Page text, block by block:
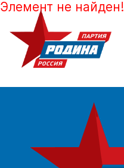
Элемент не найден!